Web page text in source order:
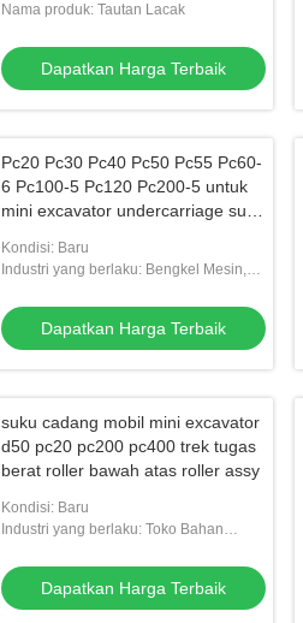
Nama produk: Tautan Lacak
Dapatkan Harga Terbaik
Pc20 Pc30 Pc40 Pc50 Pc55 Pc60-
6 Pc100-5 Pc120 Pc200-5 untuk
mini excavator undercarriage suku
Kondisi: Baru
Industri yang berlaku: Bengkel Mesin,
Konstruksi, Lainnya
Dapatkan Harga Terbaik
suku cadang mobil mini excavator
d50 pc20 pc200 pc400 trek tugas
berat roller bawah atas roller assy
Kondisi: Baru
Industri yang berlaku: Toko Bahan
Pertambangan, Pekerjaan Konstruksi,
LainnyaDapatkan Harga Terbaik